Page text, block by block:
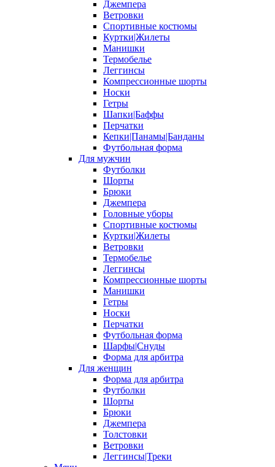
Джемпера
Ветровки
Спортивные костюмы
Куртки|Жилеты
Манишки
Термобелье
Леггинсы
Компрессионные шорты
Носки
Гетры
Шапки|Баффы
Перчатки
Кепки|Панамы|Банданы
Футбольная форма
Для мужчин
Футболки
Шорты
Брюки
Джемпера
Головные уборы
Спортивные костюмы
Куртки|Жилеты
Ветровки
Термобелье
Леггинсы
Компрессионные шорты
Манишки
Гетры
Носки
Перчатки
Футбольная форма
Шарфы|Снуды
Форма для арбитра
Для женщин
Форма для арбитра
Футболки
Шорты
Брюки
Джемпера
Толстовки
Ветровки
Леггинсы|Треки